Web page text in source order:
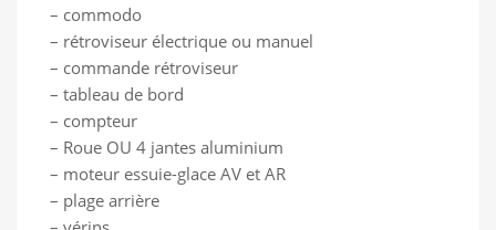
– commodo
– rétroviseur électrique ou manuel
– commande rétroviseur
– tableau de bord
– compteur
– Roue OU 4 jantes aluminium
– moteur essuie-glace AV et AR
– plage arrière